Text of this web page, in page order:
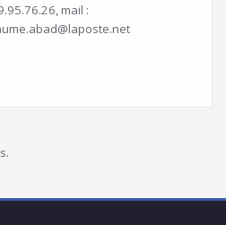
mail :